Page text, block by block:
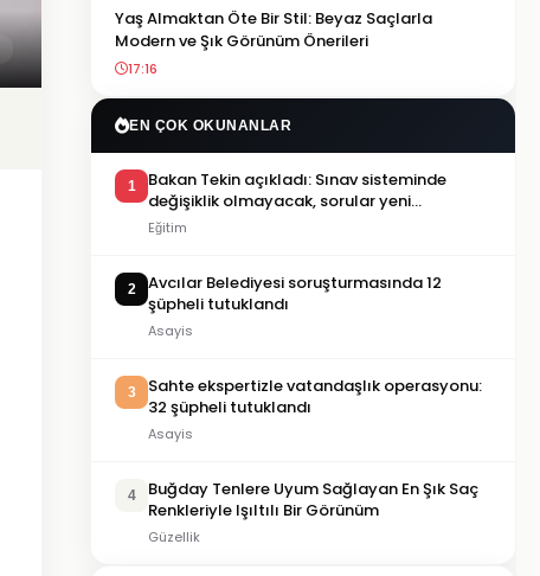
Yaş Almaktan Öte Bir Stil: Beyaz Saçlarla
Modern ve Şık Görünüm Önerileri
17:16
EN ÇOK OKUNANLAR
1
Bakan Tekin açıkladı: Sınav sisteminde
değişiklik olmayacak, sorular yeni
müfredata göre hazırlanacak
Eğitim
2
Avcılar Belediyesi soruşturmasında 12
şüpheli tutuklandı
Asayis
3
Sahte ekspertizle vatandaşlık operasyonu:
32 şüpheli tutuklandı
Asayis
4
Buğday Tenlere Uyum Sağlayan En Şık Saç
Renkleriyle Işıltılı Bir Görünüm
Güzellik